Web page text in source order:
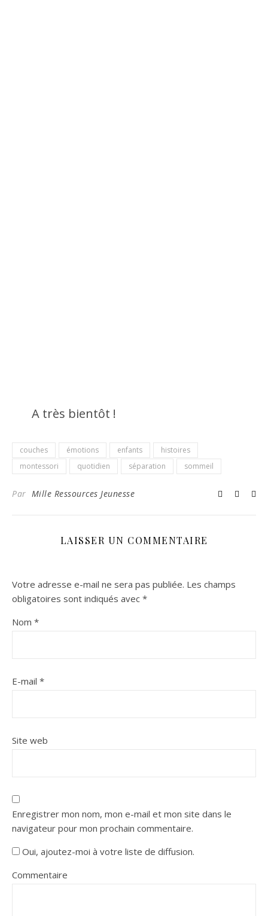
A très bientôt !
couches émotions enfants
histoires
montessori
quotidien séparation sommeil
Par Mille Ressources Jeunesse
LAISSER UN COMMENTAIRE
Votre adresse e-mail ne sera pas publiée. Les champs
obligatoires sont indiqués avec *
Nom *
E-mail *
Site web
Enregistrer mon nom, mon e-mail et mon site dans le
navigateur pour mon prochain commentaire.
Oui, ajoutez-moi à votre liste de diffusion.
Commentaire